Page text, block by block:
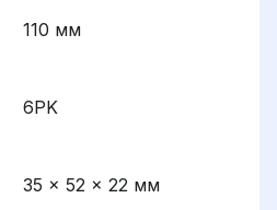
110 мм
6PK
35 x 52 x 22 мм